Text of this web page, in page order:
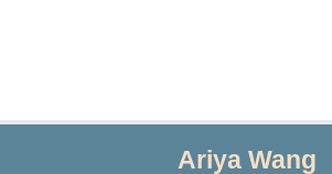
Ariya Wang